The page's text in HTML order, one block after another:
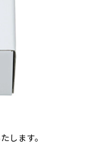
します。